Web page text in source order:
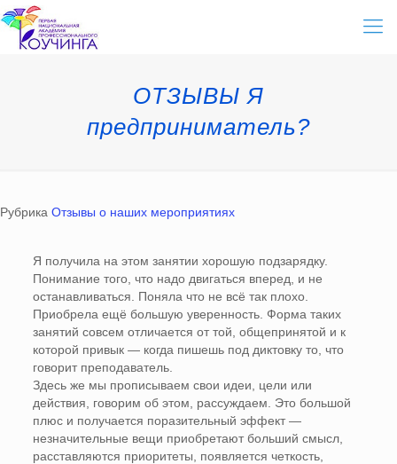
ОТЗЫВЫ Я
предприниматель?
Рубрика Отзывы о наших мероприятиях
Я получила на этом занятии хорошую подзарядку.
Понимание того, что надо двигаться вперед, и не
останавливаться. Поняла что не всё так плохо.
Приобрела ещё большую уверенность. Форма таких
занятий совсем отличается от той, общепринятой и к
которой привык — когда пишешь под диктовку то, что
говорит преподаватель.
Здесь же мы прописываем свои идеи, цели или
действия, говорим об этом, рассуждаем. Это большой
плюс и получается поразительный эффект —
незначительные вещи приобретают больший смысл,
расставляются приоритеты, появляется четкость,